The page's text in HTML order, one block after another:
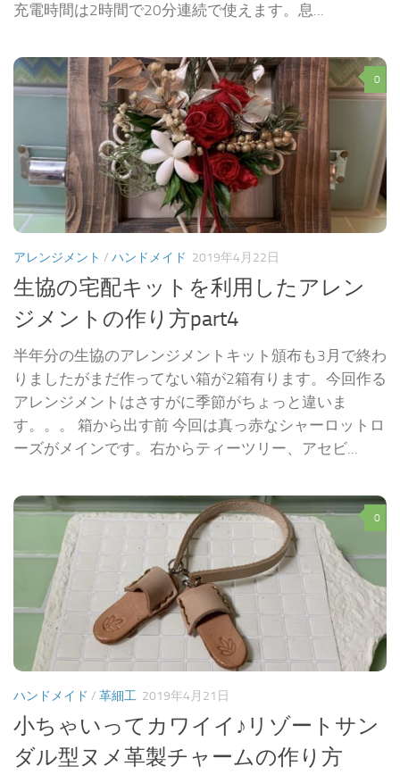
充電時間は2時間で20分連続で使えます。息...
0
アレンジメント / ハンドメイド 2019年4月22日
生協の宅配キットを利用したアレン
ジメントの作り方part4
半年分の生協のアレンジメントキット頒布も3月で終わ
りましたがまだ作ってない箱が2箱有ります。今回作る
アレンジメントはさすがに季節がちょっと違いま
す。。。 箱から出す前 今回は真っ赤なシャーロットロ
ーズがメインです。右からティーツリー、アセビ...
0
ハンドメイド / 革細工 2019年4月21日
小ちゃいってカワイイ♪リゾートサン
ダル型ヌメ革製チャームの作り方